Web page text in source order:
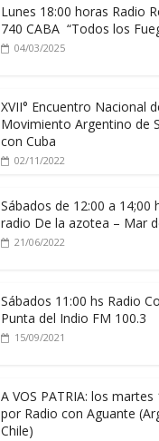
Lunes 18:00 horas Radio
740 CABA “Todos los
04/03/2025
XVII° Encuentro Nacional
Movimiento Argentino de
con Cuba
02/11/2022
Sábados de 12:00 a 14;00
radio De la azotea – Mar
21/06/2022
Sábados 11:00 hs Radio
Punta del Indio FM 100.3
15/09/2021
A VOS PATRIA: los martes
por Radio con Aguante
Chile)